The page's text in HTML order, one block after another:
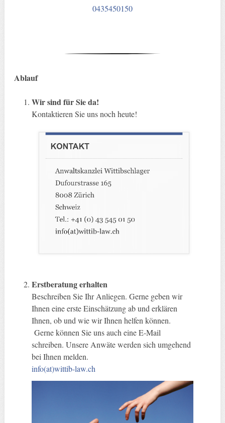
0435450150
Ablauf
Wir sind für Sie da!
Kontaktieren Sie uns noch heute!
Erstberatung erhalten
Beschreiben Sie Ihr Anliegen. Gerne geben wir
Ihnen eine erste Einschätzung ab und erklären
Ihnen, ob und wie wir Ihnen helfen können.
Gerne können Sie uns auch eine E-Mail
schreiben. Unsere Anwäte werden sich umgehend
bei Ihnen melden.
info(at)wittib-law.ch